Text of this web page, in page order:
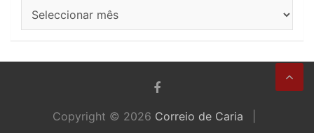
Arquivo
Copyright © 2026 Correio de Caria